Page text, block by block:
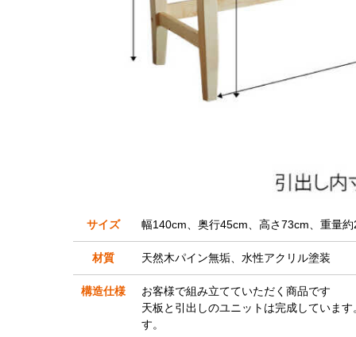
サイズ 幅140cm、奥行45cm、高さ73cm、重量
材質 天然木パイン無垢、水性アクリル塗装
構造仕様
お客様で組み立てていただく商品です
天板と引出しのユニットは完成していま
す。